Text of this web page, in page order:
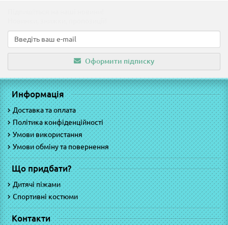
Оформити підписку
Информація
Доставка та оплата
Політика конфіденційності
Умови використання
Умови обміну та повернення
Що придбати?
Дитячі піжами
Спортивні костюми
Контакти